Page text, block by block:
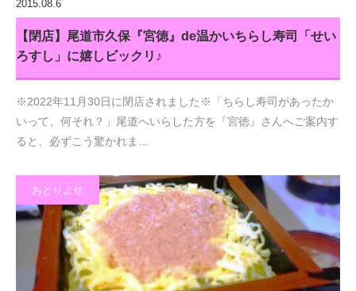
2015.08.6
【閉店】尾道市久保『宮徳』de温かいちらし寿司「せい
ろすし」に嬉しビックリ♪
※2022年11月30日に閉店されました※「ちらし寿司があったか
いって、何それ？」尾道へいらした方を『宮徳』さんへご案内す
ると、必ずこう驚かれま…
おとりよせ